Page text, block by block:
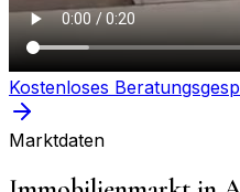
Kostenloses
Marktdaten